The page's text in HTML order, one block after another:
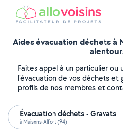
Aides évacuation déchets à
Faites appel à un particulier ou
l'évacuation de vos déchets et
profils de nos membres et
Évacuation déchets - Gravats
à Maisons-Alfort (94)